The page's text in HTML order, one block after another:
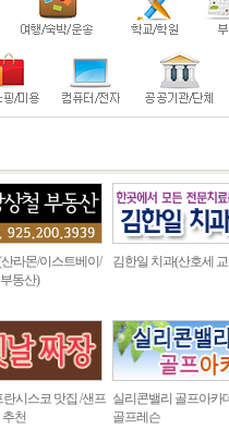
라몬/이스트베이/
동산)
김한일 치과(산호세
시스코 맛집 /샌프
천
실리콘밸리 골프아카
골프레슨